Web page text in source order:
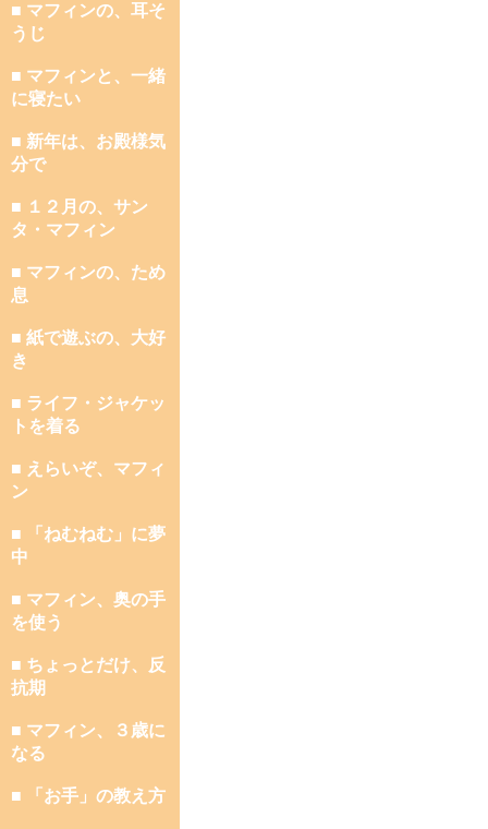
■ マフィンの、耳そ
うじ
■ マフィンと、一緒
に寝たい
■ 新年は、お殿様気
分で
■ １２月の、サン
タ・マフィン
■ マフィンの、ため
息
■ 紙で遊ぶの、大好
き
■ ライフ・ジャケッ
トを着る
■ えらいぞ、マフィ
ン
■ 「ねむねむ」に夢
中
■ マフィン、奥の手
を使う
■ ちょっとだけ、反
抗期
■ マフィン、３歳に
なる
■ 「お手」の教え方